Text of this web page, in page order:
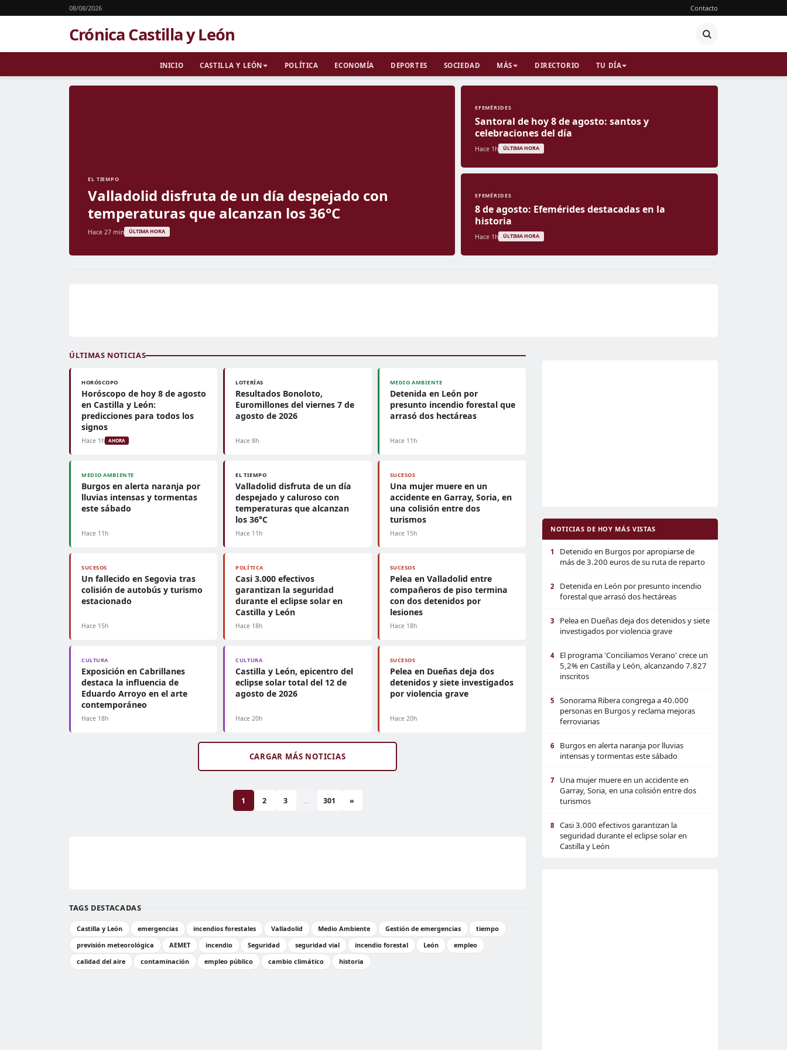
08/08/2026 Contacto
Crónica Castilla y León
INICIO CASTILLA Y LEÓN POLÍTICA ECONOMÍA DEPORTES SOCIEDAD MÁS DIRECTORIO TU DÍA
EL TIEMPO
Valladolid disfruta de un día despejado con
temperaturas que alcanzan los 36°C
Hace 27 min ÚLTIMA HORA
EFEMÉRIDES
Santoral de hoy 8 de agosto: santos y
celebraciones del día
Hace 1h ÚLTIMA HORA
EFEMÉRIDES
8 de agosto: Efemérides destacadas en la
historia
Hace 1h ÚLTIMA HORA
ÚLTIMAS NOTICIAS
HORÓSCOPO
Horóscopo de hoy 8 de agosto
en Castilla y León:
predicciones para todos los
signos
Hace 1h AHORA
LOTERÍAS
Resultados Bonoloto,
Euromillones del viernes 7 de
agosto de 2026
Hace 8h
MEDIO AMBIENTE
Detenida en León por
presunto incendio forestal que
arrasó dos hectáreas
Hace 11h
MEDIO AMBIENTE
Burgos en alerta naranja por
lluvias intensas y tormentas
este sábado
Hace 11h
EL TIEMPO
Valladolid disfruta de un día
despejado y caluroso con
temperaturas que alcanzan
los 36°C
Hace 11h
SUCESOS
Una mujer muere en un
accidente en Garray, Soria, en
una colisión entre dos
turismos
Hace 15h
SUCESOS
Un fallecido en Segovia tras
colisión de autobús y turismo
estacionado
Hace 15h
POLÍTICA
Casi 3.000 efectivos
garantizan la seguridad
durante el eclipse solar en
Castilla y León
Hace 18h
SUCESOS
Pelea en Valladolid entre
compañeros de piso termina
con dos detenidos por
lesiones
Hace 18h
CULTURA
Exposición en Cabrillanes
destaca la influencia de
Eduardo Arroyo en el arte
contemporáneo
Hace 18h
CULTURA
Castilla y León, epicentro del
eclipse solar total del 12 de
agosto de 2026
Hace 20h
SUCESOS
Pelea en Dueñas deja dos
detenidos y siete investigados
por violencia grave
Hace 20h
CARGAR MÁS NOTICIAS
1 2 3 ... 301 »
TAGS DESTACADAS
Castilla y León emergencias incendios forestales Valladolid Medio Ambiente Gestión de emergencias
tiempo
previsión meteorológica
AEMET incendio Seguridad seguridad vial incendio forestal León
empleo
calidad del aire
contaminación empleo público cambio climático historia
NOTICIAS DE HOY MÁS VISTAS
1
Detenido en Burgos por apropiarse de
más de 3.200 euros de su ruta de reparto
2
Detenida en León por presunto incendio
forestal que arrasó dos hectáreas
3
Pelea en Dueñas deja dos detenidos y siete
investigados por violencia grave
4
El programa 'Conciliamos Verano' crece un
5,2% en Castilla y León, alcanzando 7.827
inscritos
5
Sonorama Ribera congrega a 40.000
personas en Burgos y reclama mejoras
ferroviarias
6
Burgos en alerta naranja por lluvias
intensas y tormentas este sábado
7
Una mujer muere en un accidente en
Garray, Soria, en una colisión entre dos
turismos
8
Casi 3.000 efectivos garantizan la
seguridad durante el eclipse solar en
Castilla y León